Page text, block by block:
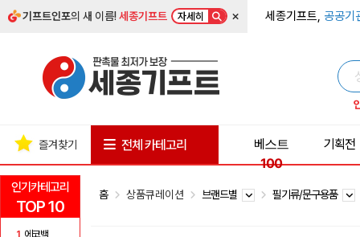
기프트인포의 새 이름!세종기프트 자세히 × 세종기프트, 공공기
인기카테고리
TOP 10
1 에코백
즐겨찾기 전체 카테고리
베스트
100
기획전
홈 상품큐레이션 브랜드별 필기류/문구용품